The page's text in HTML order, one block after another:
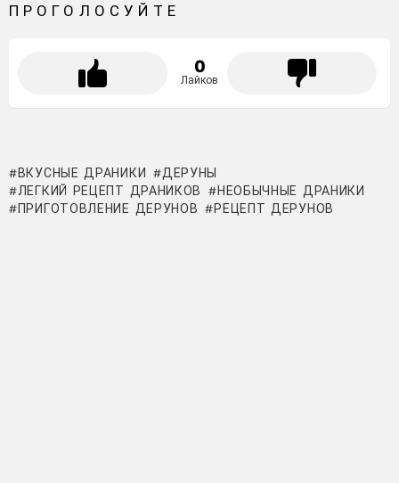
ПРОГОЛОСУЙТЕ
0
Лайков
ВКУСНЫЕ ДРАНИКИ
ДЕРУНЫ
ЛЕГКИЙ РЕЦЕПТ ДРАНИКОВ
НЕОБЫЧНЫЕ ДРАНИКИ
ПРИГОТОВЛЕНИЕ ДЕРУНОВ
РЕЦЕПТ ДЕРУНОВ